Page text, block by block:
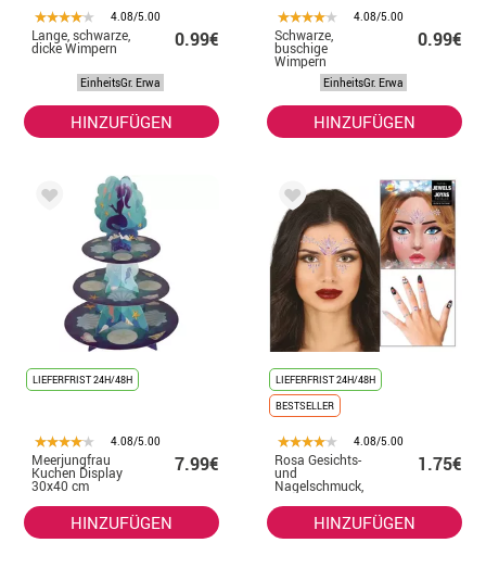
4.08/5.00
Lange, schwarze,
dicke Wimpern 0.99€
EinheitsGr. Erwa
HINZUFÜGEN
4.08/5.00
Schwarze,
buschige
Wimpern
0.99€
EinheitsGr. Erwa
HINZUFÜGEN
LIEFERFRIST 24H/48H
4.08/5.00
Meerjungfrau
Kuchen Display
30x40 cm
7.99€
HINZUFÜGEN
LIEFERFRIST 24H/48H
BESTSELLER
4.08/5.00
Rosa Gesichts-
und
Nagelschmuck,
elegante
Diamanten
1.75€
HINZUFÜGEN